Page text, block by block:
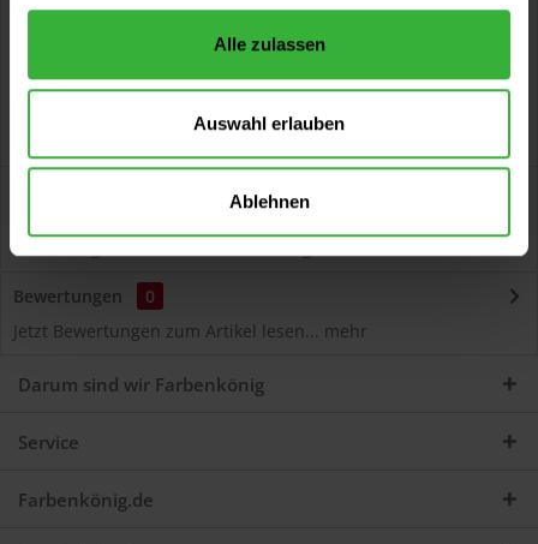
Alle zulassen
Auswahl erlauben
Ablehnen
Persönliche Beratung unter040 60 77 65 23
Lackierungen und Lackausbesserungen am Auto...
Bewertungen
0
Jetzt Bewertungen zum Artikel lesen... mehr
Darum sind wir Farbenkönig
Service
Farbenkönig.de